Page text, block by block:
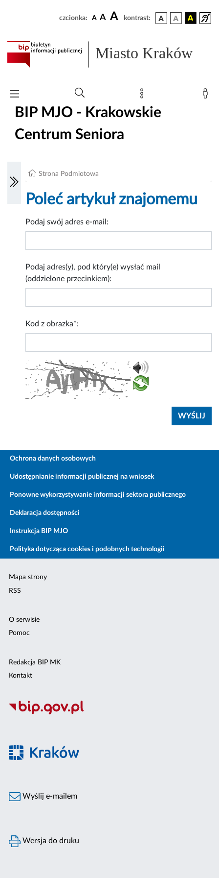
czcionka: A A A kontrast:
Miasto Kraków
BIP MJO - Krakowskie
Centrum Seniora
Strona Podmiotowa
Poleć artykuł znajomemu
Podaj swój adres e-mail:
Podaj adres(y), pod który(e) wysłać mail
(oddzielone przecinkiem):
Kod z obrazka*:
Ochrona danych osobowych
Udostępnianie informacji publicznej na wniosek
Ponowne wykorzystywanie informacji sektora publicznego
Deklaracja dostępności
Instrukcja BIP MJO
Polityka dotycząca cookies i podobnych technologii
Mapa strony
RSS
O serwisie
Pomoc
Redakcja BIP MK
Kontakt
Wyślij e-mailem
Wersja do druku